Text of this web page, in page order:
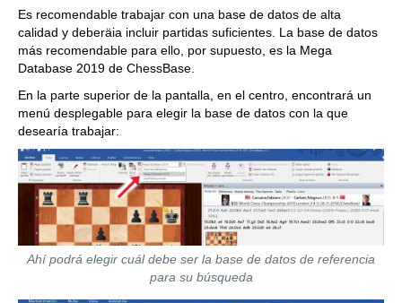
Es recomendable trabajar con una base de datos de alta
calidad y deberäia incluir partidas suficientes. La base de datos
más recomendable para ello, por supuesto, es la Mega
Database 2019 de ChessBase.
En la parte superior de la pantalla, en el centro, encontrará un
menú desplegable para elegir la base de datos con la que
desearía trabajar:
Ahí podrá elegir cuál debe ser la base de datos de referencia
para su búsqueda